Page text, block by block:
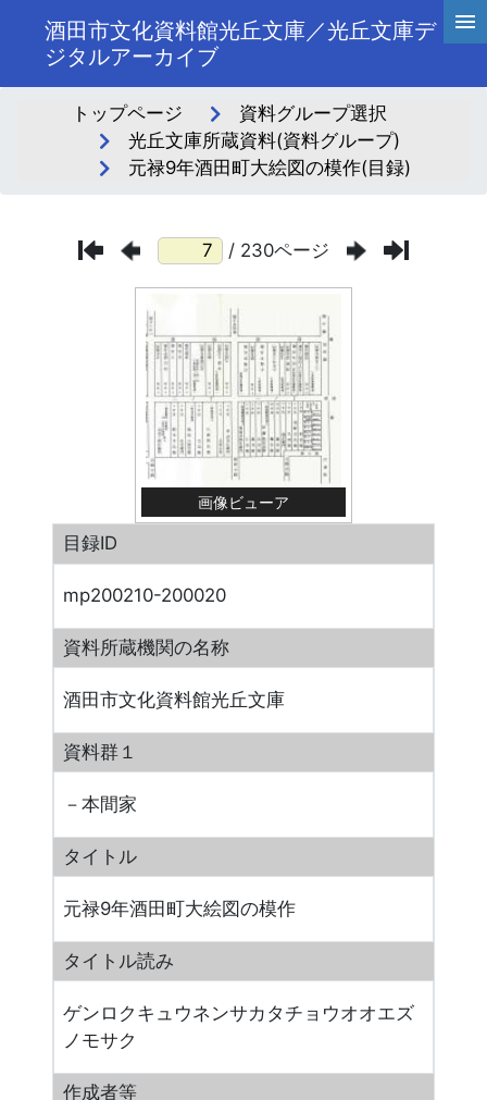
酒田市文化資料館光丘文庫／光丘文庫デ
ジタルアーカイブ
トップページ
資料グループ選択
光丘文庫所蔵資料(資料グループ)
元禄9年酒田町大絵図の模作(目録)
/ 230ページ
画像ビューア
目録ID
mp200210-200020
資料所蔵機関の名称
酒田市文化資料館光丘文庫
資料群１
－本間家
タイトル
元禄9年酒田町大絵図の模作
タイトル読み
ゲンロクキュウネンサカタチョウオオエズ
ノモサク
作成者等